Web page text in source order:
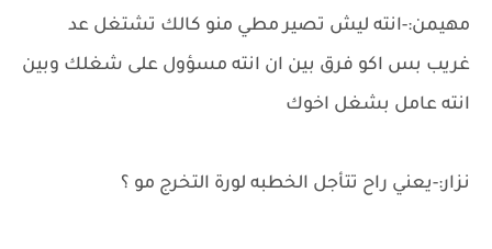
مهيمن:-انته ليش تصير مطي منو كالك تشتغل عد
غريب بس اكو فرق بين ان انته مسؤول على شغلك وبين
انته عامل بشغل اخوك
نزار:-يعني راح تتأجل الخطبه لورة التخرج مو ؟